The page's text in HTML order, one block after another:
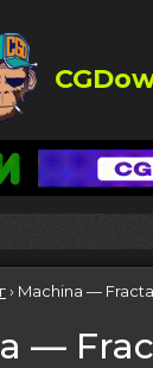
› Machina —
—